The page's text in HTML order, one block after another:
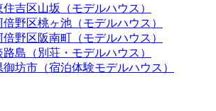
吉区山坂（モデルハウス）
野区桃ヶ池（モデルハウス）
野区阪南町（モデルハウス）
島（別荘・モデルハウス）
坊市（宿泊体験モデルハウス）